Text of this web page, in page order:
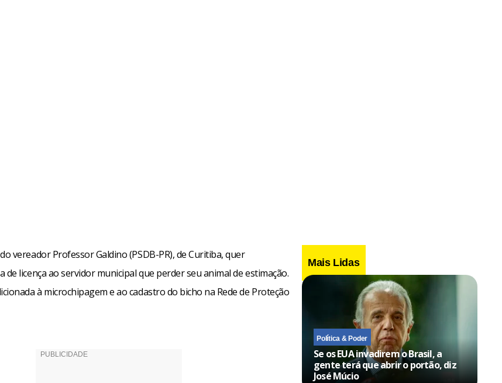
vereador Professor Galdino (PSDB-PR), de Curitiba, quer
de licença ao servidor municipal que perder seu animal de estimação.
à microchipagem e ao cadastro do bicho na Rede de Proteção
Mais Lidas
Política & Poder
Se os EUA invadirem o Brasil, a
gente terá que abrir o portão, diz
José Múcio